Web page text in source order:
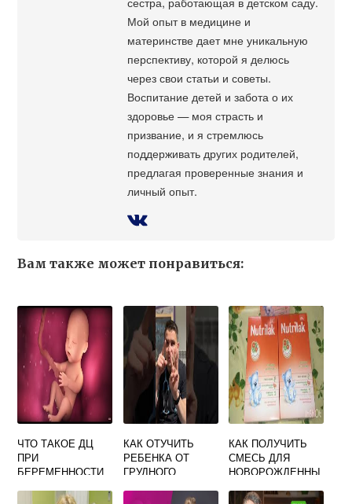
Мой опыт в медицине и
материнстве дает мне уникальную
перспективу, которой я делюсь
через свои статьи и советы.
Воспитание детей и забота о их
здоровье — моя страсть и
призвание, и я стремлюсь
поддерживать других родителей,
предлагая проверенные знания и
личный опыт.
Вам также может понравиться:
ЧТО ТАКОЕ ДЦ
ПРИ
БЕРЕМЕННОСТИ
КАК ОТУЧИТЬ
РЕБЕНКА ОТ
ГРУДНОГО
КАК ПОЛУЧИТЬ
СМЕСЬ ДЛЯ
НОВОРОЖДЕННЫ